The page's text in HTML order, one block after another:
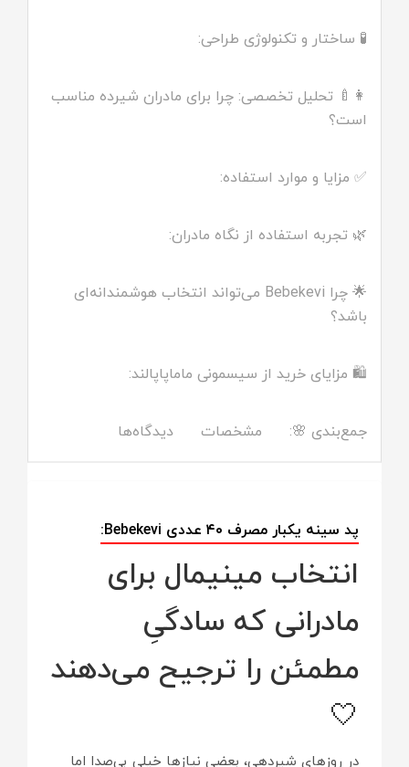
🧪 ساختار و تکنولوژی طراحی:
👩‍🍼 تحلیل تخصصی: چرا برای مادران شیرده مناسب
است؟
✅ مزایا و موارد استفاده:
🌿 تجربه استفاده از نگاه مادران:
🌟 چرا Bebekevi می‌تواند انتخاب هوشمندانه‌ای
باشد؟
🛍️ مزایای خرید از سیسمونی ماماپاپالند:
جمع‌بندی 🌸: مشخصات دیدگاه‌ها
پد سینه یکبار مصرف ۴۰ عددی Bebekevi:
انتخاب مینیمال برای
مادرانی که سادگیِ
مطمئن را ترجیح می‌دهند
🤍
در روزهای شیردهی، بعضی نیازها خیلی بی‌صدا اما